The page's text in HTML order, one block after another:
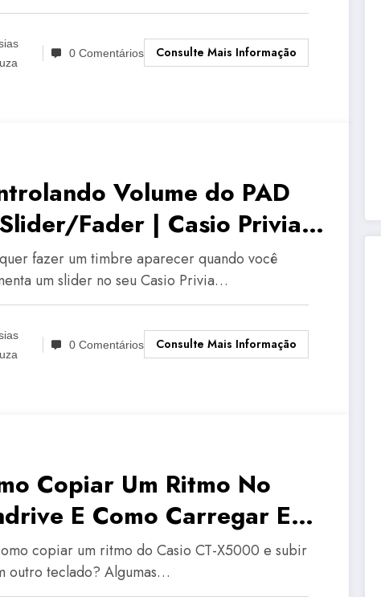
0 Comentários Consulte Mais Informação
Volume do PAD
Fader | Casio Privia
fazer um timbre aparecer quando você
um slider no seu Casio Privia…
0 Comentários Consulte Mais Informação
Copiar Um Ritmo No
E Como Carregar Em
| Casio CT-X5000
copiar um ritmo do Casio CT-X5000 e subir
outro teclado? Algumas…